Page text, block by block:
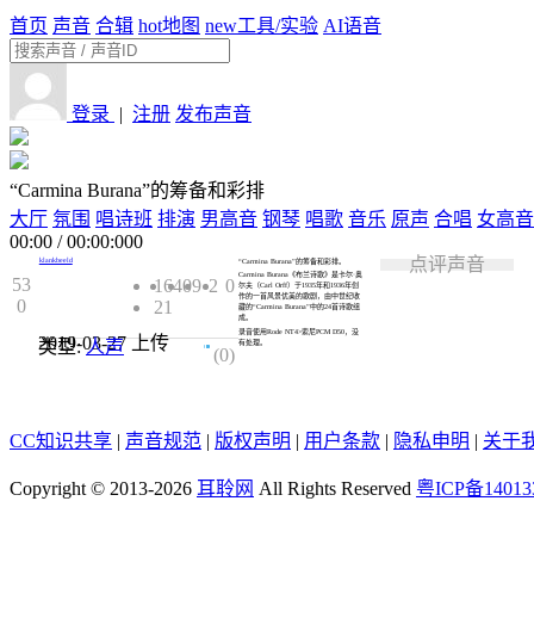
首页 声音 合辑 hot地图 new工具/实验 AI语音
登录 | 注册 发布声音
“Carmina Burana”的筹备和彩排
大厅 氛围 唱诗班 排演 男高音 钢琴 唱歌 音乐 原声 合唱 女高音
00:00 /00:00:000
53
0
klankbeeld
16409 2 0
21
2019-03-27上传
类型:人声 0.0
(0)
“Carmina Burana”的筹备和彩排。
Carmina Burana《布兰诗歌》是卡尔·奥
尔夫（Carl Orff）于1935年和1936年创
作的一首风景优美的歌剧，由中世纪收
藏的“Carmina Burana”中的24首诗歌组
成。
录音使用Rode NT4>索尼PCM D50，没
有处理。
点评声音
CC知识共享 | 声音规范 | 版权声明 | 用户条款 | 隐私申明 | 关于
Copyright © 2013-2026 耳聆网 All Rights Reserved 粤ICP备